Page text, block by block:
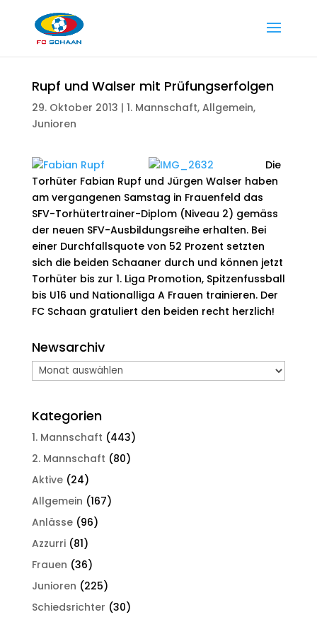
Rupf und Walser mit Prüfungserfolgen
29. Oktober 2013 | 1. Mannschaft, Allgemein,
Junioren
Die
Torhüter Fabian Rupf und Jürgen Walser haben
am vergangenen Samstag in Frauenfeld das
SFV-Torhütertrainer-Diplom (Niveau 2) gemäss
der neuen SFV-Ausbildungsreihe erhalten. Bei
einer Durchfallsquote von 52 Prozent setzten
sich die beiden Schaaner durch und können jetzt
Torhüter bis zur 1. Liga Promotion, Spitzenfussball
bis U16 und Nationalliga A Frauen trainieren. Der
FC Schaan gratuliert den beiden recht herzlich!
Newsarchiv
Newsarchiv
Kategorien
1. Mannschaft (443)
2. Mannschaft (80)
Aktive(24)
Allgemein (167)
Anlässe(96)
Azzurri(81)
Frauen (36)
Junioren (225)
Schiedsrichter (30)